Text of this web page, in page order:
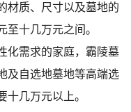
材质、尺寸以及墓地的
十几万元之间。
化需求的家庭，霸陵墓
及自选地墓地等高端选
几万元以上。